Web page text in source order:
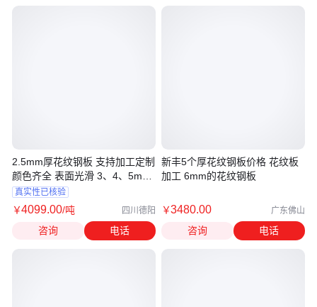
2.5mm厚花纹钢板 支持加工定制
颜色齐全 表面光滑 3、4、5mm
等
真实性已核验
￥4099.00/吨 四川德阳
咨询 电话
新丰5个厚花纹钢板价格 花纹板
加工 6mm的花纹钢板
￥3480.00 广东佛山
咨询 电话